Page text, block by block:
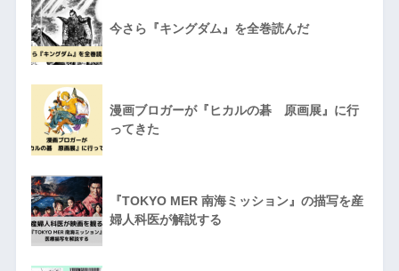
今さら『キングダム』を全巻読んだ
漫画ブロガーが『ヒカルの碁 原画展』に行
ってきた
『TOKYO MER 南海ミッション』の描写を産
婦人科医が解説する